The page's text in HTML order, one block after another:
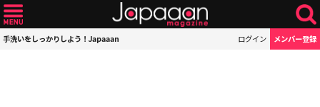
手洗いをしっかりしよう！Japaaan ログイン メンバー登録